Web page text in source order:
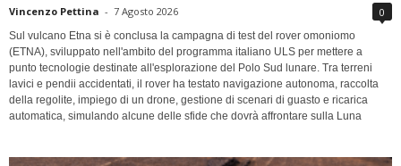
Vincenzo Pettina - 7 Agosto 2026 0
Sul vulcano Etna si è conclusa la campagna di test del rover omoniomo
(ETNA), sviluppato nell'ambito del programma italiano ULS per mettere a
punto tecnologie destinate all'esplorazione del Polo Sud lunare. Tra terreni
lavici e pendii accidentati, il rover ha testato navigazione autonoma, raccolta
della regolite, impiego di un drone, gestione di scenari di guasto e ricarica
automatica, simulando alcune delle sfide che dovrà affrontare sulla Luna